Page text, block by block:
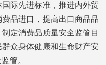
际先进标准，推进内外贸
品进口，提高出口商品品
定消费品质量安全监管目
众身体健康和生命财产安
管。